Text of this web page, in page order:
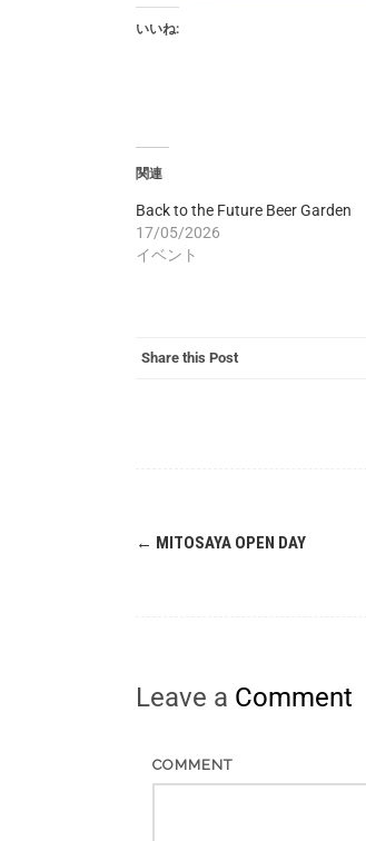
いいね:
関連
Back to the Future Beer Garden
17/05/2026
イベント
Share this Post
← MITOSAYA OPEN DAY
Leave a Comment
COMMENT